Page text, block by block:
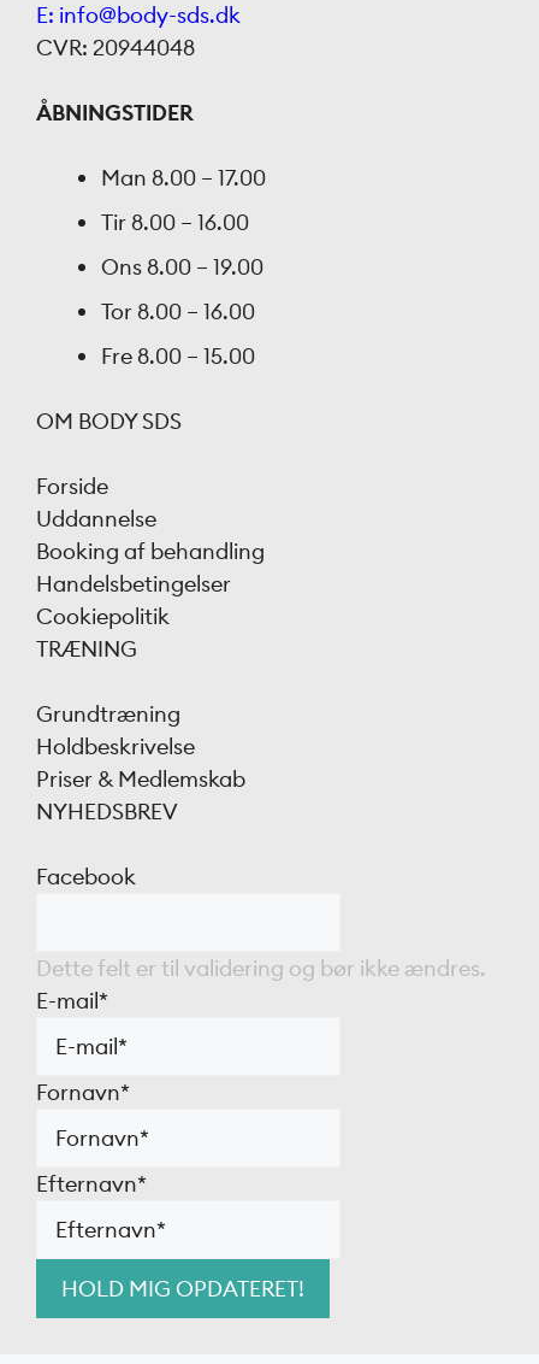
E: info@body-sds.dk
CVR: 20944048
ÅBNINGSTIDER
Man 8.00 – 17.00
Tir 8.00 – 16.00
Ons 8.00 – 19.00
Tor 8.00 – 16.00
Fre 8.00 – 15.00
OM BODY SDS
Forside
Uddannelse
Booking af behandling
Handelsbetingelser
Cookiepolitik
TRÆNING
Grundtræning
Holdbeskrivelse
Priser & Medlemskab
NYHEDSBREV
Facebook
Dette felt er til validering og bør ikke ændres.
E-mail*
Fornavn*
Efternavn*